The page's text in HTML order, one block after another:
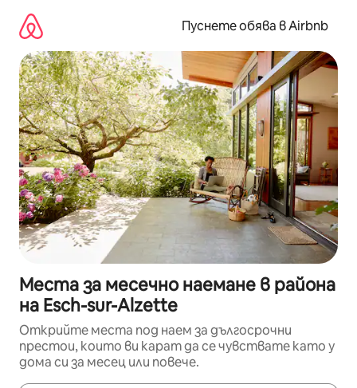
съдържанието
Пуснете обява в Airbnb
Места за месечно наемане в района
на Esch-sur-Alzette
Открийте места под наем за дългосрочни
престои, които ви карат да се чувствате като у
дома си за месец или повече.